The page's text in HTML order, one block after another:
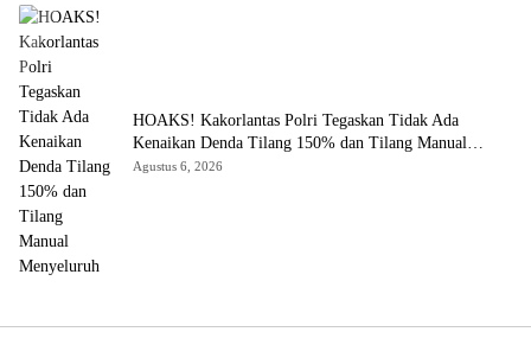
HOAKS! Kakorlantas Polri Tegaskan Tidak Ada
Kenaikan Denda Tilang 150% dan Tilang Manual
Menyeluruh
Agustus 6, 2026